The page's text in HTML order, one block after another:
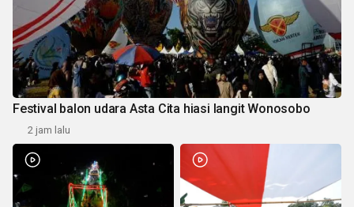
Festival balon udara Asta Cita hiasi langit Wonosobo
2 jam lalu